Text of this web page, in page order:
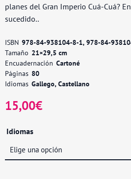
planes del Gran Imperio Cuá-Cuá?
sucedido..
ISBN 978-84-938104-8-1, 978-84-
Tamaño 21×29,5 cm
Encuadernación Cartoné
Páginas 80
Idiomas Gallego, Castellano
15,00€
Idiomas